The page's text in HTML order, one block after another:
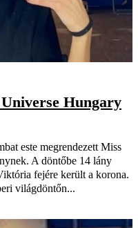
Hungary
este megrendezett Miss
A döntőbe 14 lány
fejére került a korona.
világdöntőn...